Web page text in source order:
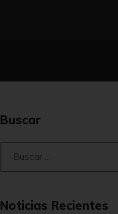
Buscar
Noticias Recientes